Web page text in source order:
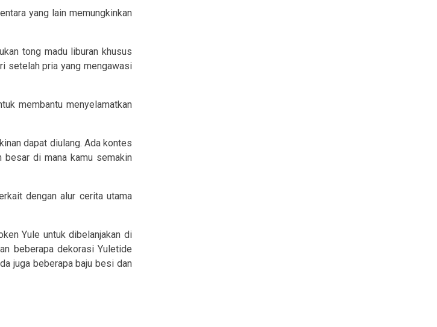
yang lain memungkinkan
tong madu liburan khusus
setelah pria yang mengawasi
membantu menyelamatkan
dapat diulang. Ada kontes
besar di mana kamu semakin
dengan alur cerita utama
Yule untuk dibelanjakan di
beberapa dekorasi Yuletide
juga beberapa baju besi dan